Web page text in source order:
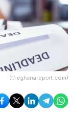
(theghanareport.com)